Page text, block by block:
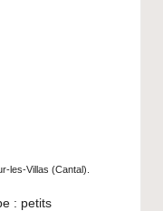
les-Villas (Cantal).
: petits